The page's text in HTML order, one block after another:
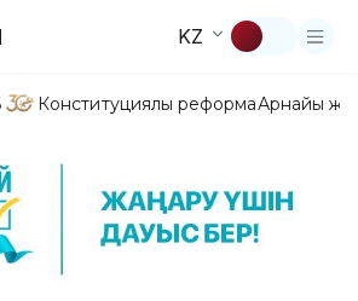
KZ
Конституциялық реформаАрнайы